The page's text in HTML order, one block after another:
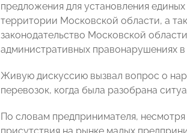
предложения для установления
территории Московской области, а
законодательство Московской
административных правонарушениях
Живую дискуссию вызвал вопрос о
перевозок, когда была разобрана
По словам предпринимателя,